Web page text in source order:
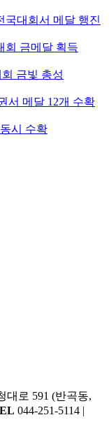
국대회서 메달 행진
회 금메달 획득
금빛 총성
서 메달 12개 수확
시 수확
대로 591 (반곡동,
044-251-5114 |